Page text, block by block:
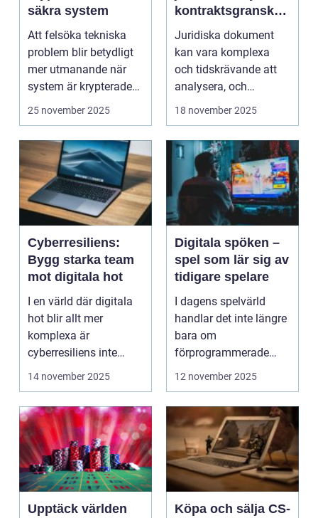
säkra system
Att felsöka tekniska
problem blir betydligt
mer utmanande när
system är krypterade
oc...
25 november 2025
kontraktsgranskni
ng
Juridiska dokument
kan vara komplexa
och tidskrävande att
analysera, och
felaktigheter eller mi...
18 november 2025
Cyberresiliens:
Bygg starka team
mot digitala hot
I en värld där digitala
hot blir allt mer
komplexa är
cyberresiliens inte
längre...
14 november 2025
Digitala spöken –
spel som lär sig av
tidigare spelare
I dagens spelvärld
handlar det inte längre
bara om
förprogrammerade
banor och fasta m...
12 november 2025
Upptäck världen
Köpa och sälja CS-